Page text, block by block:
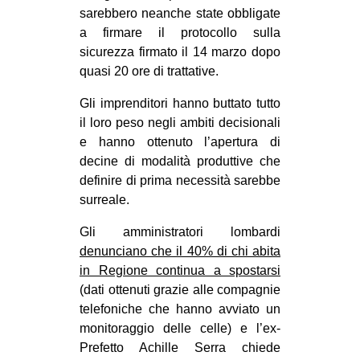
EVENTI
in
tw
bsky
SEARCH
sarebbero neanche state obbligate
a firmare il protocollo sulla
sicurezza firmato il 14 marzo dopo
quasi 20 ore di trattative.
Gli imprenditori hanno buttato tutto
il loro peso negli ambiti decisionali
e hanno ottenuto l’apertura di
decine di modalità produttive che
definire di prima necessità sarebbe
surreale.
Gli amministratori lombardi
denunciano che il 40% di chi abita
in Regione continua a spostarsi
(dati ottenuti grazie alle compagnie
telefoniche che hanno avviato un
monitoraggio delle celle) e l’ex-
Prefetto Achille Serra chiede